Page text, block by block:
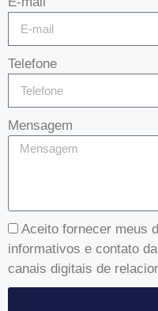
Telefone
Mensagem
Aceito fornecer meus
informativos e contato
canais digitais de